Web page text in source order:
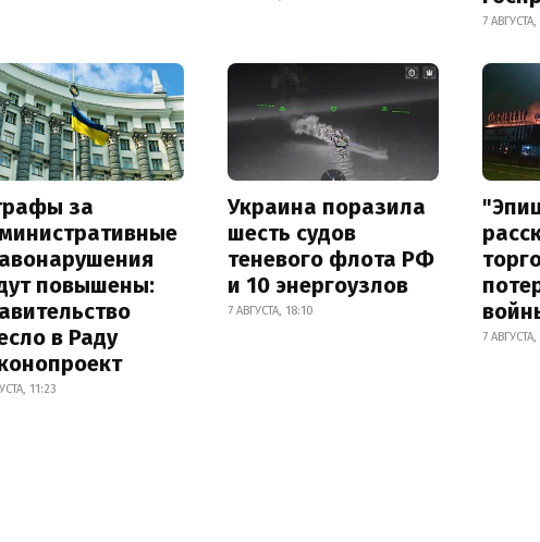
7 АВГУСТА,
за
повышены:
в Раду
11:23
Украина поразила
шесть судов
теневого флота РФ
и 10 энергоузлов
7 АВГУСТА, 18:10
7 АВГУСТА,